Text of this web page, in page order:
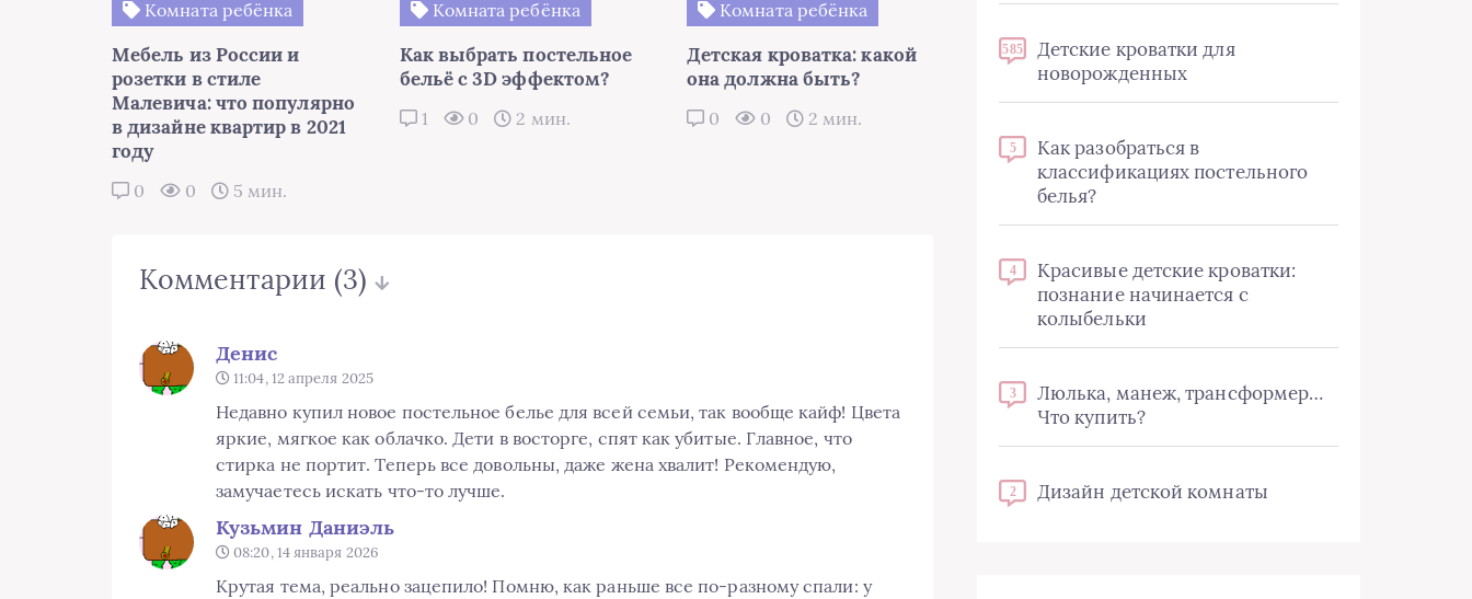
Комната ребёнка
Мебель из России и
розетки в стиле
Малевича: что популярно
в дизайне квартир в 2021
году
0 0 5 мин.
Комната ребёнка
Как выбрать постельное
бельё с 3D эффектом?
1 0 2 мин.
Комната ребёнка
Детская кроватка: какой
она должна быть?
0 0 2 мин.
Комментарии (3)
Денис
11:04, 12 апреля 2025
Недавно купил новое постельное белье для всей семьи, так вообще кайф! Цвета
яркие, мягкое как облачко. Дети в восторге, спят как убитые. Главное, что
стирка не портит. Теперь все довольны, даже жена хвалит! Рекомендую,
замучаетесь искать что-то лучше.
Кузьмин Даниэль
08:20, 14 января 2026
Крутая тема, реально зацепило! Помню, как раньше все по-разному спали: у
585
Детские кроватки для
новорожденных
5
Как разобраться в
классификациях постельного
белья?
4
Красивые детские кроватки:
познание начинается с
колыбельки
3
Люлька, манеж, трансформер…
Что купить?
2 Дизайн детской комнаты